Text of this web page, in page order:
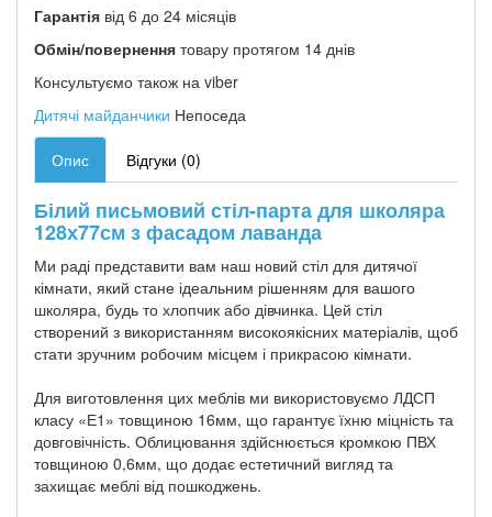
Гарантія від 6 до 24 місяців
Обмін/повернення товару протягом 14 днів
Консультуємо також на viber
Дитячі майданчики Непоседа
Опис Відгуки (0)
Білий письмовий стіл-парта для школяра
128х77см з фасадом лаванда
Ми раді представити вам наш новий стіл для дитячої
кімнати, який стане ідеальним рішенням для вашого
школяра, будь то хлопчик або дівчинка. Цей стіл
створений з використанням високоякісних матеріалів, щоб
стати зручним робочим місцем і прикрасою кімнати.
Для виготовлення цих меблів ми використовуємо ЛДСП
класу «Е1» товщиною 16мм, що гарантує їхню міцність та
довговічність. Облицювання здійснюється кромкою ПВХ
товщиною 0,6мм, що додає естетичний вигляд та
захищає меблі від пошкоджень.